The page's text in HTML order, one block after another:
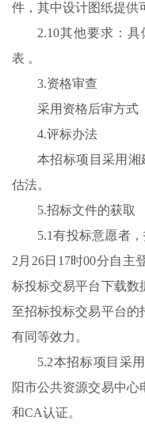
件，其中设计图纸提供
2.10其他要求：
表 。
3.资格审查
采用资格后审方式
4.评标办法
本招标项目采用湘
估法。
5.招标文件的获取
5.1有投标意愿者
2月26日17时00分自主
标投标交易平台下载数
至招标投标交易平台的
有同等效力。
5.2本招标项目采
阳市公共资源交易中
和CA认证。